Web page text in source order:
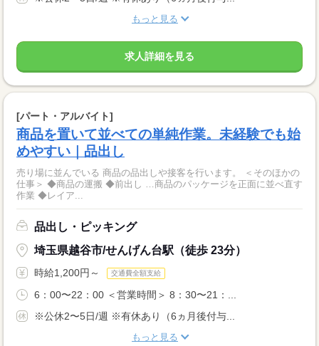
もっと見る
求人詳細を見る
[パート・アルバイト]
商品を置いて並べての単純作業。未経験でも始
めやすい｜品出し
売り場に並んでいる 商品の品出しや接客を行います。 ＜そのほかの
仕事＞ ◆商品の運搬 ◆前出し …商品のパッケージを正面に並べ直す
作業 ◆レイア...
品出し・ピッキング
埼玉県越谷市/せんげん台駅（徒歩 23分）
時給1,200円～ 交通費全額支給
6：00〜22：00 ＜営業時間＞ 8：30〜21：...
※公休2〜5日/週 ※有休あり（6ヵ月後付与...
もっと見る